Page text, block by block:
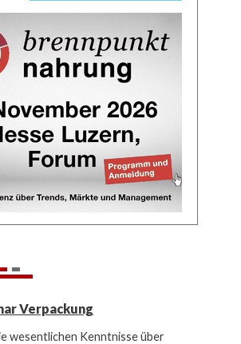
Verpackung
wesentlichen Kenntnisse über